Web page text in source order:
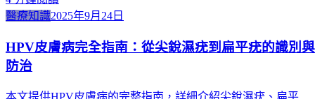
醫療知識2025年9月24日
HPV皮膚病完全指南：從尖銳濕疣到扁平疣的識別與
防治
本文提供HPV皮膚病的完整指南，詳細介紹尖銳濕疣、扁平